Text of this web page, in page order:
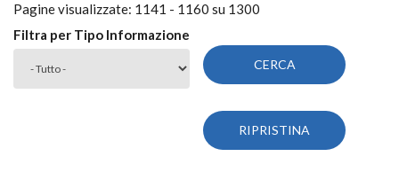
Pagine visualizzate: 1141 - 1160 su 1300
Filtra per Tipo Informazione